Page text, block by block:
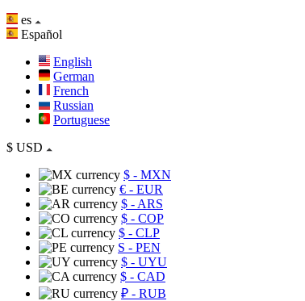
es
Español
English
German
French
Russian
Portuguese
$ USD
$ - MXN
€ - EUR
$ - ARS
$ - COP
$ - CLP
S - PEN
$ - UYU
$ - CAD
₽ - RUB